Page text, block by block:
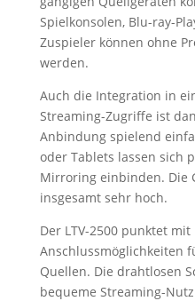
Spielkonsolen, Blu-ray-
Zuspieler können ohne
werden.
Auch die Integration in
Streaming-Zugriffe ist
Anbindung spielend
oder Tablets lassen sich
Mirroring einbinden. Die
insgesamt sehr hoch.
Der LTV-2500 punktet
Anschlussmöglichkeiten
Quellen. Die drahtlosen
bequeme Streaming-